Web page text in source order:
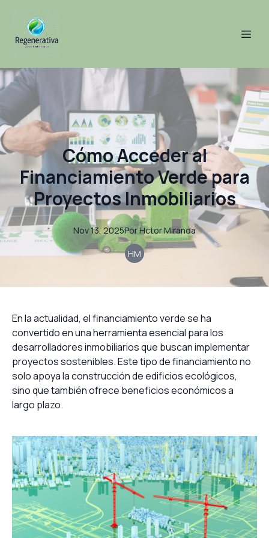
Cómo Acceder al
Financiamiento Verde para
Proyectos Inmobiliarios
Nov 13, 2025PorHctorMiranda
HM
En la actualidad, el financiamiento verde se ha
convertido en una herramienta esencial para los
desarrolladores inmobiliarios que buscan implementar
proyectos sostenibles. Este tipo de financiamiento no
solo apoya la construcción de edificios ecológicos,
sino que también ofrece beneficios económicos a
largo plazo.